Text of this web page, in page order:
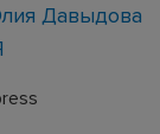
Давыдова